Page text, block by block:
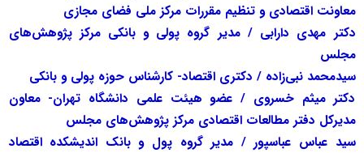
معاونت اقتصادی و تنظیم مقررات مرکز ملی فضای مجازی
دکتر مهدی دارابی / مدیر گروه پولی و بانکی مرکز پژوهش‌های
مجلس
سیدمحمد نبی‌زاده / دکتری اقتصاد- کارشناس حوزه پولی و بانکی
دکتر میثم خسروی / عضو هیئت علمی دانشگاه تهران- معاون
مدیرکل دفتر مطالعات اقتصادی مرکز پژوهش‌های مجلس
سید عباس عباسپور / مدیر گروه پول و بانک اندیشکده اقتصاد